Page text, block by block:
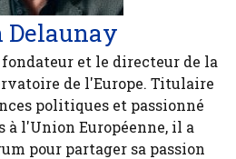
Delaunay
et le directeur de la
de l'Europe. Titulaire
politiques et passionné
à l'Union Européenne, il a
pour partager sa passion